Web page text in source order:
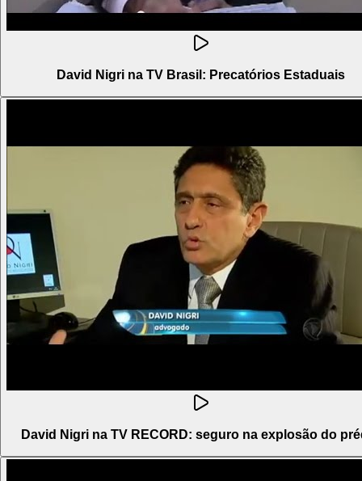
David Nigri na TV Brasil: Precatórios Estaduais
David Nigri na TV RECORD: seguro na explosão do